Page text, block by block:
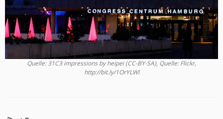
Quelle: 31C3 impressions by heipei (CC-BY-SA), Quelle: Flickr,
http://bit.ly/1OrYLWl